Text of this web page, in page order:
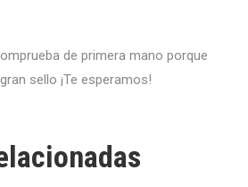
de primera mano porque
sello ¡Te esperamos!